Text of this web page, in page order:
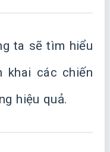
ta sẽ tìm hiểu
khai các chiến
hiệu quả.